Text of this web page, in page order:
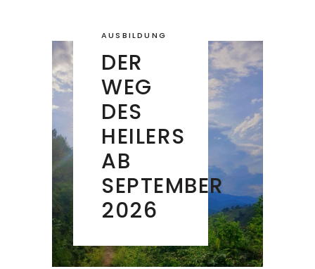
AUSBILDUNG
DER
WEG
DES
HEILERS
AB
SEPTEMBER
2026